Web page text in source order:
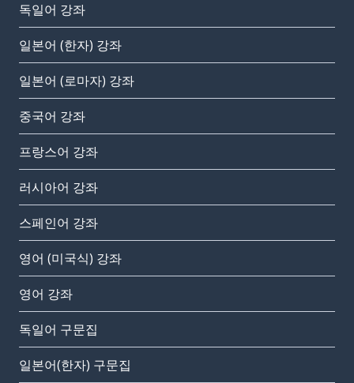
독일어 강좌
일본어 (한자) 강좌
일본어 (로마자) 강좌
중국어 강좌
프랑스어 강좌
러시아어 강좌
스페인어 강좌
영어 (미국식) 강좌
영어 강좌
독일어 구문집
일본어(한자) 구문집